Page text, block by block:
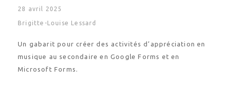
28 avril 2025
Brigitte-Louise Lessard
Un gabarit pour créer des activités d’appréciation en
musique au secondaire en Google Forms et en
Microsoft Forms.